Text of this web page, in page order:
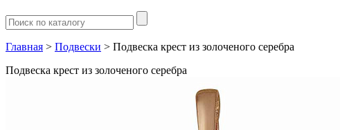
Главная > Подвески > Подвеска крест из золоченого серебра
Подвеска крест из золоченого серебра